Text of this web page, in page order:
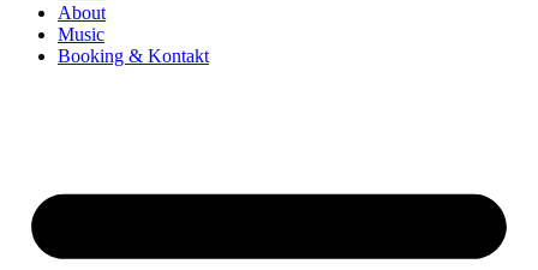
About
Music
Booking & Kontakt